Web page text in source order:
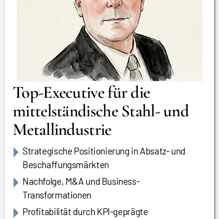
Top-Executive für die
mittelständische Stahl- und
Metallindustrie
Strategische Positionierung in Absatz- und
Beschaffungsmärkten
Nachfolge, M&A und Business-
Transformationen
Profitabilität durch KPI-geprägte